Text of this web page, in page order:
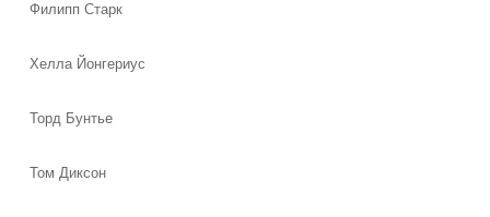
Филипп Старк
Хелла Йонгериус
Торд Бунтье
Том Диксон